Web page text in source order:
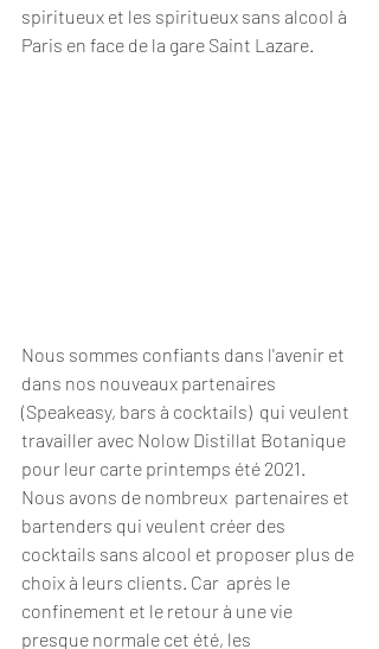
spiritueux et les spiritueux sans alcool à
Paris en face de la gare Saint Lazare.
Nous sommes confiants dans l'avenir et
dans nos nouveaux partenaires
(Speakeasy, bars à cocktails)  qui veulent
travailler avec Nolow Distillat Botanique
pour leur carte printemps été 2021.
Nous avons de nombreux  partenaires et
bartenders qui veulent créer des
cocktails sans alcool et proposer plus de
choix à leurs clients. Car  après le
confinement et le retour à une vie
presque normale cet été, les